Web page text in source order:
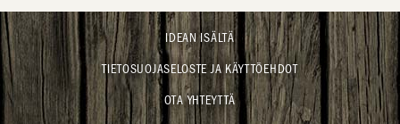
IDEAN ISÄLTÄ
TIETOSUOJASELOSTE JA KÄYTTÖEHDOT
OTA YHTEYTTÄ